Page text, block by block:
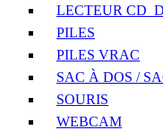
LECTEUR
PILES
PILES VRAC
SAC À DOS /
SOURIS
WEBCAM